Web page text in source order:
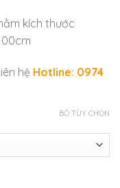
kích thước
hệ Hotline: 0974
BỎ TÙY CHỌN